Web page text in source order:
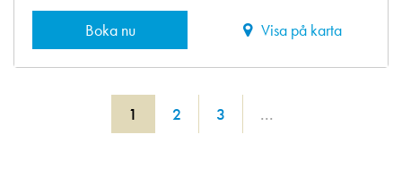
Boka nu Visa på karta
1 2 3 ...